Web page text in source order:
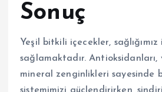
Sonuç
Yeşil bitkili içecekler,
sağlamaktadır.
mineral zenginlikleri sayesinde